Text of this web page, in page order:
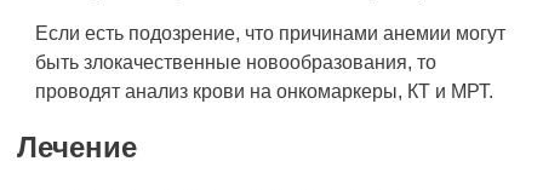
Если есть подозрение, что причинами анемии могут
быть злокачественные новообразования, то
проводят анализ крови на онкомаркеры, КТ и МРТ.
Лечение